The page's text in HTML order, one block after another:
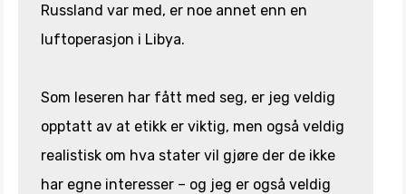
Russland var med, er noe annet enn en
luftoperasjon i Libya.
Som leseren har fått med seg, er jeg veldig
opptatt av at etikk er viktig, men også veldig
realistisk om hva stater vil gjøre der de ikke
har egne interesser – og jeg er også veldig